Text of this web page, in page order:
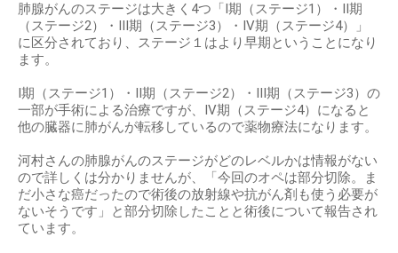
肺腺がんのステージは大きく4つ「I期（ステージ1）・II期
（ステージ2）・III期（ステージ3）・IV期（ステージ4）」
に区分されており、ステージ１はより早期ということになり
ます。
I期（ステージ1）・II期（ステージ2）・III期（ステージ3）の
一部が手術による治療ですが、IV期（ステージ4）になると
他の臓器に肺がんが転移しているので薬物療法になります。
河村さんの肺腺がんのステージがどのレベルかは情報がない
ので詳しくは分かりませんが、「今回のオペは部分切除。ま
だ小さな癌だったので術後の放射線や抗がん剤も使う必要が
ないそうです」と部分切除したことと術後について報告され
ています。